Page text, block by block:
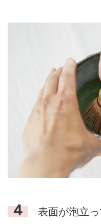
４
表面が泡立っ